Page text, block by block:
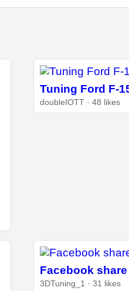
Tuning Ford F-
doubleIOTT · 48 likes
Facebook
3DTuning_1 · 31 likes